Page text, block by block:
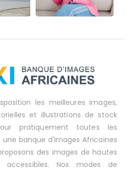
les meilleures images,
et illustrations de stock
pratiquement toutes les
une banque d'Images Africaines
des images de hautes
Nos modes de